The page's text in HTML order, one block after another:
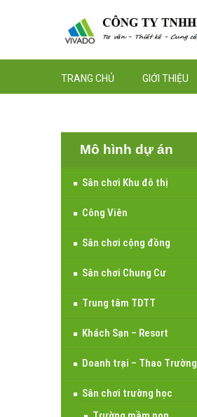
TRANG CHỦ GIỚI THIỆU
Mô hình dự án
Sân chơi Khu đô thị
Công Viên
Sân chơi cộng đồng
Sân chơi Chung Cư
Trung tâm TDTT
Khách Sạn – Resort
Doanh trại – Thao Trường
Sân chơi trường học